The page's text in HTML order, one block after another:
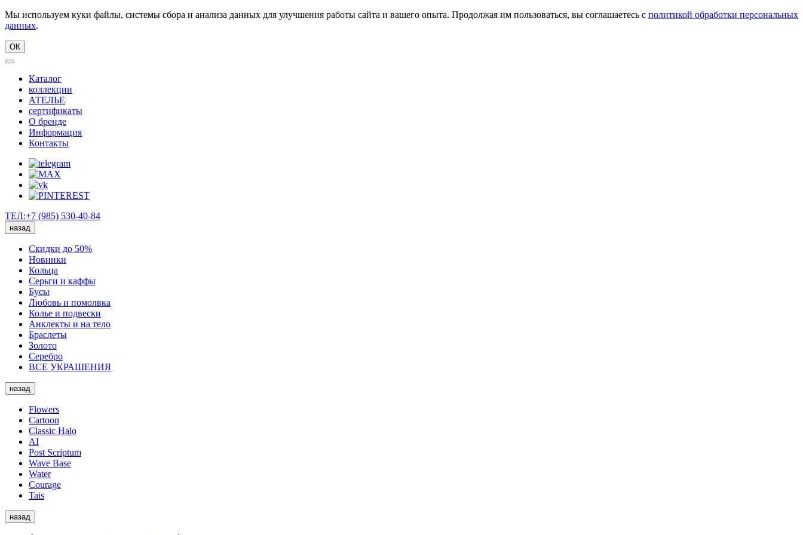
Мы используем куки файлы, системы сбора и анализа данных для улучшения работы сайта и вашего опыта. Продолжая им пользоваться, вы соглашаетесь с политикой обработки персональных
данных.
ОК
Каталог
коллекции
АТЕЛЬЕ
сертификаты
О бренде
Информация
Контакты
ТЕЛ:+7 (985) 530-40-84
назад
Скидки до 50%
Новинки
Кольца
Серьги и каффы
Бусы
Любовь и помолвка
Колье и подвески
Анклекты и на тело
Браслеты
Золото
Серебро
ВСЕ УКРАШЕНИЯ
назад
Flowers
Cartoon
Classic Halo
AI
Post Scriptum
Wave Base
Water
Courage
Tais
назад